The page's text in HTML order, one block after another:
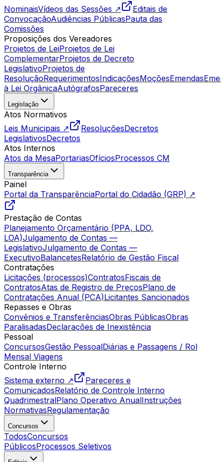
NominaisVídeos das Sessões ↗
Editais de
ConvocaçãoAudiências PúblicasPauta das
Comissões
Proposições dos Vereadores
Projetos de LeiProjetos de Lei
ComplementarProjetos de Decreto
LegislativoProjetos de
ResoluçãoRequerimentosIndicaçõesMoçõesEmendas
à Lei OrgânicaAutógrafosPareceres
Legislação
Atos Normativos
Leis Municipais ↗
ResoluçõesDecretos
LegislativosDecretos
Atos Internos
Atos da MesaPortariasOfíciosProcessos CM
Transparência
Painel
Portal da TransparênciaPortal do Cidadão (GRP) ↗
Prestação de Contas
Planejamento Orçamentário (PPA, LDO,
LOA)Julgamento de Contas —
LegislativoJulgamento de Contas —
ExecutivoBalancetesRelatório de Gestão Fiscal
Contratações
Licitações (processos)ContratosFiscais de
ContratosAtas de Registro de PreçosPlano de
Contratações Anual (PCA)Licitantes Sancionados
Repasses e Obras
Convênios e TransferênciasObras PúblicasObras
ParalisadasDeclarações de Inexistência
Pessoal
ConcursosGestão PessoalDiárias e Passagens / Rol
Mensal Viagens
Controle Interno
Sistema externo ↗
Pareceres e
ComunicadosRelatório de Controle Interno
QuadrimestralPlano Operativo AnualInstruções
NormativasRegulamentação
Concursos
TodosConcursos
PúblicosProcessos Seletivos